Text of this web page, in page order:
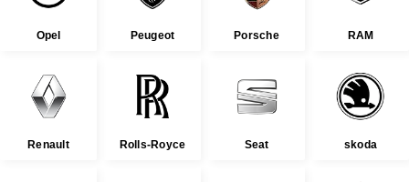
Opel Peugeot Porsche RAM
Renault Rolls-Royce Seat skoda